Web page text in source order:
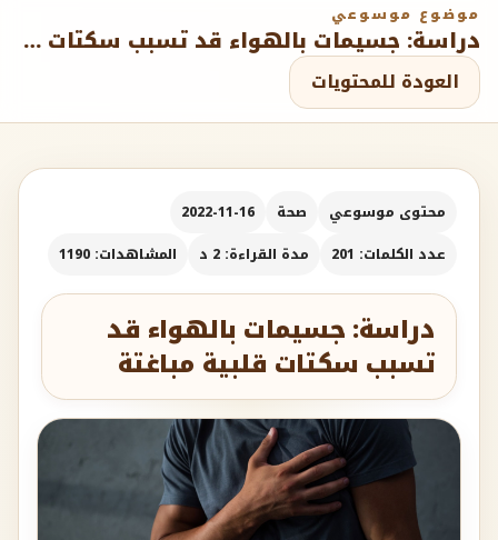
موضوع موسوعي
دراسة: جسيمات بالهواء قد تسبب سكتات قلبية مباغتة
العودة للمحتويات
محتوى موسوعي صحة
2022-11-16
عدد الكلمات: 201
مدة القراءة: 2 د المشاهدات: 1190
دراسة: جسيمات بالهواء قد
تسبب سكتات قلبية مباغتة